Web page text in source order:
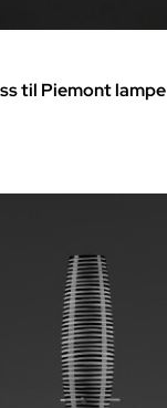
til Piemont lampe